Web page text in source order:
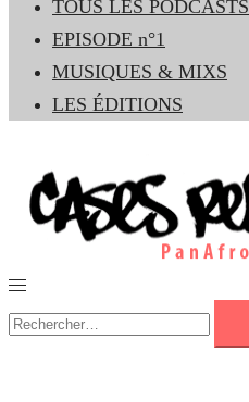
menu
TOUS LES PODCASTS
EPISODE n°1
MUSIQUES & MIXS
LES ÉDITIONS
Ouvrir/fermer
le
menu
Rechercher :